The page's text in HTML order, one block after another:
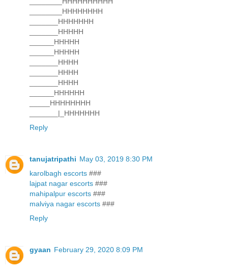
________HHHHHHHH
_______HHHHHHH
_______HHHHH
______HHHHH
______HHHHH
_______HHHH
_______HHHH
_______HHHH
______HHHHHH
_____HHHHHHHH
_______|_HHHHHHH
Reply
tanujatripathi May 03, 2019 8:30 PM
karolbagh escorts ###
lajpat nagar escorts ###
mahipalpur escorts ###
malviya nagar escorts ###
Reply
gyaan February 29, 2020 8:09 PM